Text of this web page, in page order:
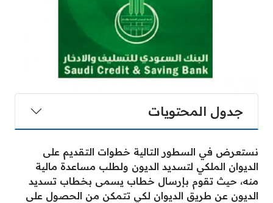
جدول المحتويات
نستعرض في السطور التالية خطوات التقديم على
الديوان الملكي لتسديد الديون ولطلب مساعدة مالية
منه، حيث تقوم بإرسال خطاب يسمى بخطاب تسديد
الديون عن طريق الديوان لكي تتمكن من الحصول على